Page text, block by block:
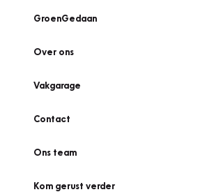
GroenGedaan
Over ons
Vakgarage
Contact
Ons team
Kom gerust verder